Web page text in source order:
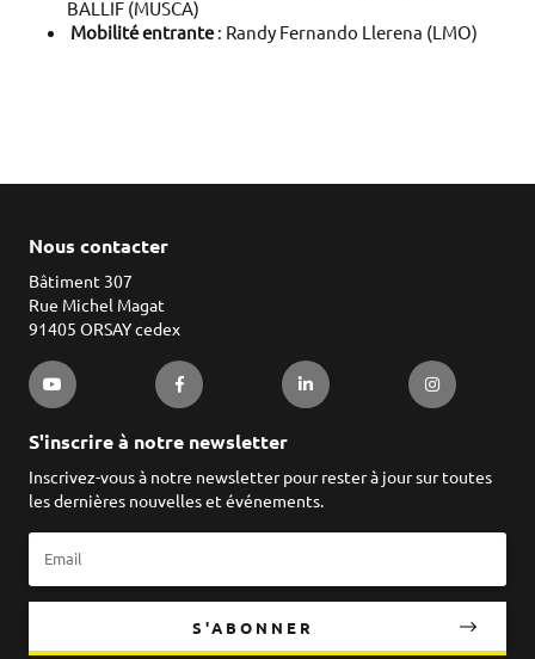
BALLIF (MUSCA)
Mobilité entrante: Randy Fernando Llerena (LMO)
Nous contacter
Bâtiment 307
Rue Michel Magat
91405 ORSAY cedex
S'inscrire à notre newsletter
Inscrivez-vous à notre newsletter pour rester à jour sur toutes
les dernières nouvelles et événements.
S'ABONNER